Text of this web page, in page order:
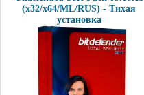
(x32/x64/ML/RUS) - Тихая
установка